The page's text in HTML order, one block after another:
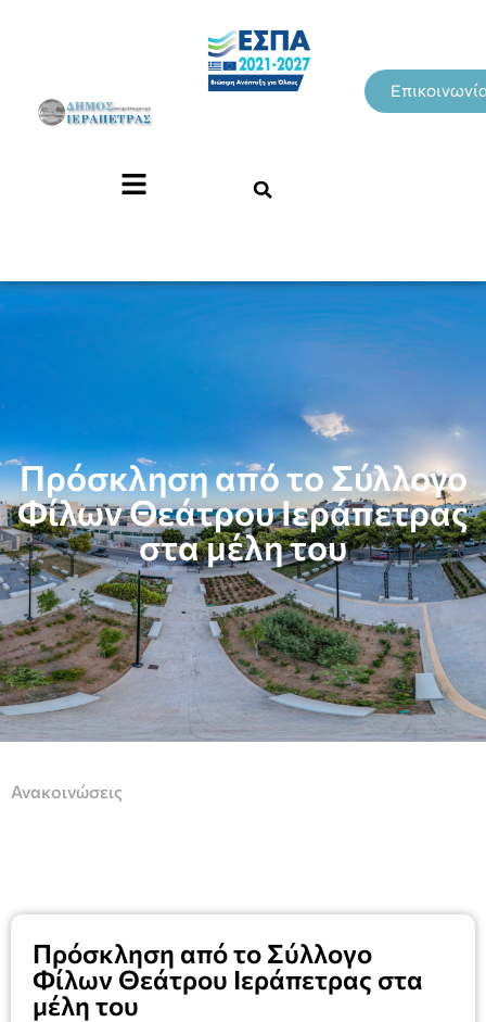
Πρόσκληση από το Σύλλογο
Φίλων Θεάτρου Ιεράπετρας
στα μέλη του
Ανακοινώσεις
Πρόσκληση από το Σύλλογο
Φίλων Θεάτρου Ιεράπετρας στα
μέλη του